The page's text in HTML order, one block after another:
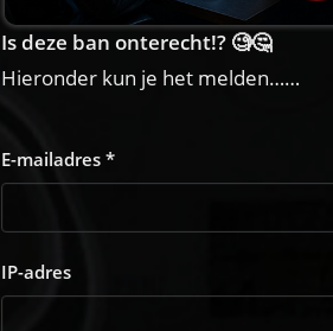
Is deze ban onterecht!? 🧐🤔
Hieronder kun je het melden……
E-mailadres *
IP-adres